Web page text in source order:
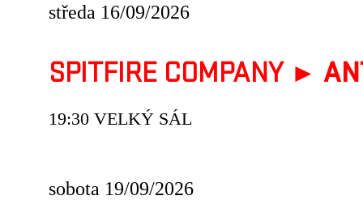
středa 16/09/2026
SPITFIRE COMPANY ►
19:30 VELKÝ SÁL
sobota 19/09/2026